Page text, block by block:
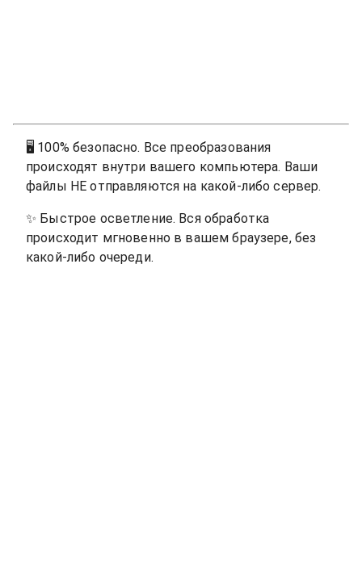
🖥 100% безопасно. Все преобразования
происходят внутри вашего компьютера. Ваши
файлы НЕ отправляются на какой-либо сервер.
✨ Быстрое осветление. Вся обработка
происходит мгновенно в вашем браузере, без
какой-либо очереди.